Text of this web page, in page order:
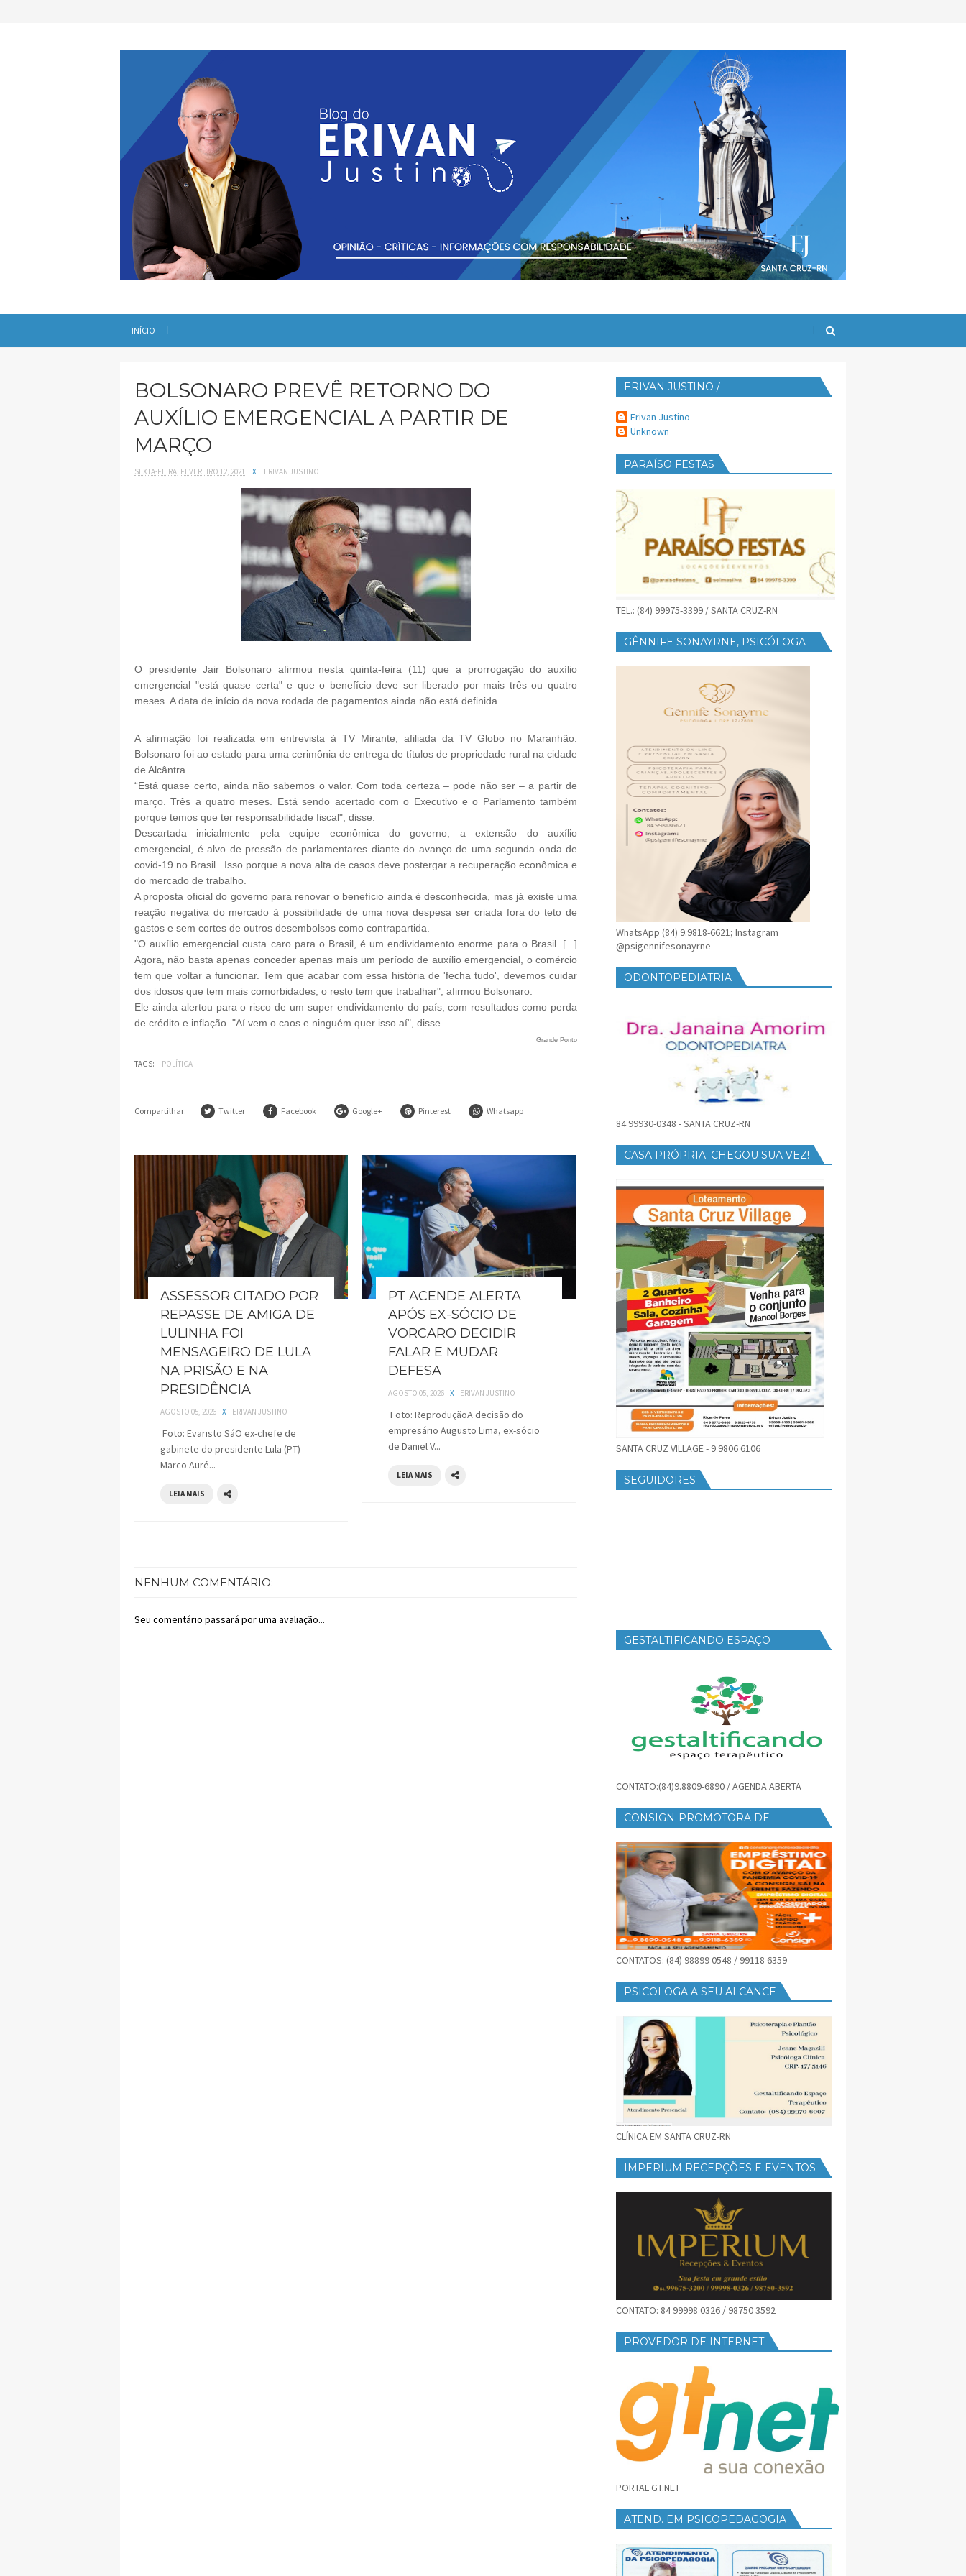
INÍCIO
BOLSONARO PREVÊ RETORNO DO
AUXÍLIO EMERGENCIAL A PARTIR DE
MARÇO
SEXTA-FEIRA, FEVEREIRO 12, 2021 X ERIVAN JUSTINO
O presidente Jair Bolsonaro afirmou nesta quinta-feira (11) que a prorrogação do auxílio
emergencial "está quase certa" e que o benefício deve ser liberado por mais três ou quatro
meses. A data de início da nova rodada de pagamentos ainda não está definida.
A afirmação foi realizada em entrevista à TV Mirante, afiliada da TV Globo no Maranhão.
Bolsonaro foi ao estado para uma cerimônia de entrega de títulos de propriedade rural na cidade
de Alcântra.
“Está quase certo, ainda não sabemos o valor. Com toda certeza – pode não ser – a partir de
março. Três a quatro meses. Está sendo acertado com o Executivo e o Parlamento também
porque temos que ter responsabilidade fiscal", disse.
Descartada inicialmente pela equipe econômica do governo, a extensão do auxílio
emergencial, é alvo de pressão de parlamentares diante do avanço de uma segunda onda de
covid-19 no Brasil. Isso porque a nova alta de casos deve postergar a recuperação econômica e
do mercado de trabalho.
A proposta oficial do governo para renovar o benefício ainda é desconhecida, mas já existe uma
reação negativa do mercado à possibilidade de uma nova despesa ser criada fora do teto de
gastos e sem cortes de outros desembolsos como contrapartida.
"O auxílio emergencial custa caro para o Brasil, é um endividamento enorme para o Brasil. [...]
Agora, não basta apenas conceder apenas mais um período de auxílio emergencial, o comércio
tem que voltar a funcionar. Tem que acabar com essa história de 'fecha tudo', devemos cuidar
dos idosos que tem mais comorbidades, o resto tem que trabalhar", afirmou Bolsonaro.
Ele ainda alertou para o risco de um super endividamento do país, com resultados como perda
de crédito e inflação. "Aí vem o caos e ninguém quer isso aí", disse.
Grande Ponto
TAGS: POLÍTICA
Compartilhar: Twitter Facebook Google+ Pinterest Whatsapp
ASSESSOR CITADO POR
REPASSE DE AMIGA DE
LULINHA FOI
MENSAGEIRO DE LULA
NA PRISÃO E NA
PRESIDÊNCIA
AGOSTO 05, 2026 X ERIVAN JUSTINO
Foto: Evaristo SáO ex-chefe de
gabinete do presidente Lula (PT)
Marco Auré...
LEIA MAIS
PT ACENDE ALERTA
APÓS EX-SÓCIO DE
VORCARO DECIDIR
FALAR E MUDAR
DEFESA
AGOSTO 05, 2026 X ERIVAN JUSTINO
Foto: ReproduçãoA decisão do
empresário Augusto Lima, ex-sócio
de Daniel V...
LEIA MAIS
NENHUM COMENTÁRIO:
Seu comentário passará por uma avaliação...
ERIVAN JUSTINO /
Erivan Justino
Unknown
PARAÍSO FESTAS
TEL.: (84) 99975-3399 / SANTA CRUZ-RN
GÊNNIFE SONAYRNE, PSICÓLOGA
WhatsApp (84) 9.9818-6621; Instagram
@psigennifesonayrne
ODONTOPEDIATRIA
84 99930-0348 - SANTA CRUZ-RN
CASA PRÓPRIA: CHEGOU SUA VEZ!
SANTA CRUZ VILLAGE - 9 9806 6106
SEGUIDORES
GESTALTIFICANDO ESPAÇO
CONTATO:(84)9.8809-6890 / AGENDA ABERTA
CONSIGN-PROMOTORA DE
CONTATOS: (84) 98899 0548 / 99118 6359
PSICOLOGA A SEU ALCANCE
CLÍNICA EM SANTA CRUZ-RN
IMPERIUM RECEPÇÕES E EVENTOS
CONTATO: 84 99998 0326 / 98750 3592
PROVEDOR DE INTERNET
PORTAL GT.NET
ATEND. EM PSICOPEDAGOGIA